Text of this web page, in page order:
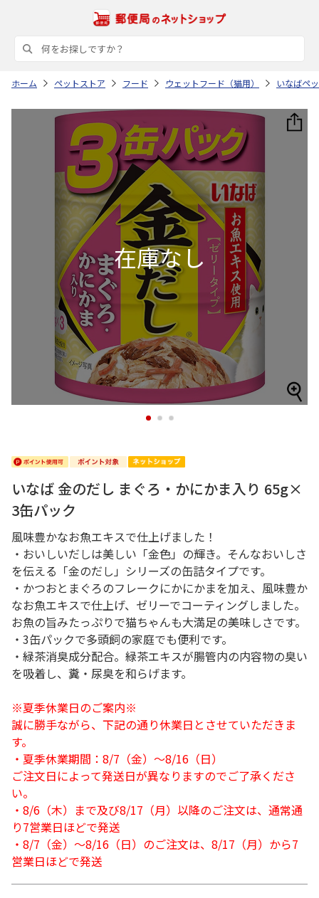
ホーム ペットストア フード ウェットフード（猫用） いなばペ
1 2 3
いなば 金のだし まぐろ・かにかま入り 65g×
3缶パック
風味豊かなお魚エキスで仕上げました！
・おいしいだしは美しい「金色」の輝き。そんなおいしさ
を伝える「金のだし」シリーズの缶詰タイプです。
・かつおとまぐろのフレークにかにかまを加え、風味豊か
なお魚エキスで仕上げ、ゼリーでコーティングしました。
お魚の旨みたっぷりで猫ちゃんも大満足の美味しさです。
・3缶パックで多頭飼の家庭でも便利です。
・緑茶消臭成分配合。緑茶エキスが腸管内の内容物の臭い
を吸着し、糞・尿臭を和らげます。
※夏季休業日のご案内※
誠に勝手ながら、下記の通り休業日とさせていただきま
す。
・夏季休業期間：8/7（金）～8/16（日）
ご注文日によって発送日が異なりますのでご了承くださ
い。
・8/6（木）まで及び8/17（月）以降のご注文は、通常通
り7営業日ほどで発送
・8/7（金）～8/16（日）のご注文は、8/17（月）から7
営業日ほどで発送